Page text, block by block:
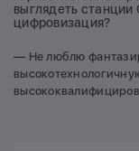
выглядеть станции
цифровизация?
— Не люблю